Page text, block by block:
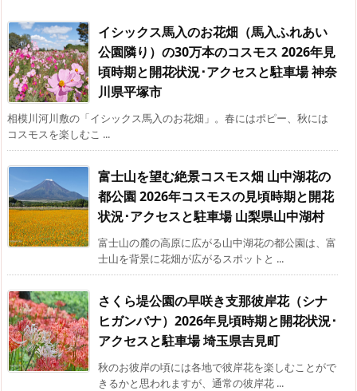
イシックス馬入のお花畑（馬入ふれあい
公園隣り）の30万本のコスモス 2026年見
頃時期と開花状況･アクセスと駐車場 神奈
川県平塚市
相模川河川敷の「イシックス馬入のお花畑」。春にはポピー、秋には
コスモスを楽しむこ ...
富士山を望む絶景コスモス畑 山中湖花の
都公園 2026年コスモスの見頃時期と開花
状況･アクセスと駐車場 山梨県山中湖村
富士山の麓の高原に広がる山中湖花の都公園は、富
士山を背景に花畑が広がるスポットと ...
さくら堤公園の早咲き支那彼岸花（シナ
ヒガンバナ）2026年見頃時期と開花状況･
アクセスと駐車場 埼玉県吉見町
秋のお彼岸の頃には各地で彼岸花を楽しむことがで
きるかと思われますが、通常の彼岸花 ...